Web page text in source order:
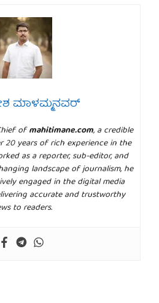
ಮಾಳಮ್ಮನವರ್
ofmahitimane.com, a credible
20 years of rich experience in the
as a reporter, sub-editor, and
landscape of journalism, he
engaged in the digital media
accurate and trustworthy
to readers.